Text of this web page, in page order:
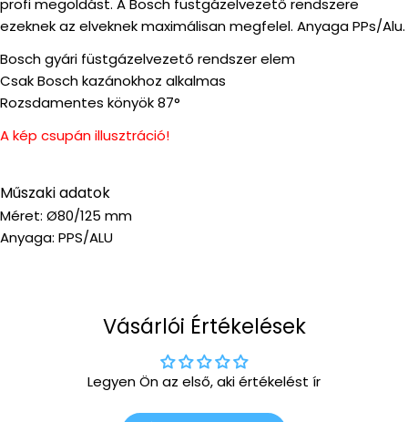
profi megoldást. A Bosch füstgázelvezető rendszere
ezeknek az elveknek maximálisan megfelel. Anyaga PPs/Alu.
Bosch gyári füstgázelvezető rendszer elem
Csak Bosch kazánokhoz alkalmas
Rozsdamentes könyök 87°
A kép csupán illusztráció!
Műszaki adatok
Méret: Ø80/125 mm
Anyaga: PPS/ALU
Vásárlói Értékelések
Legyen Ön az első, aki értékelést ír